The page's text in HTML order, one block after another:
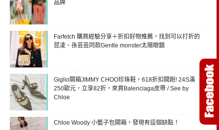
品牌
Farfetch 購買經驗分享＋折扣好物推薦，找到可以打折的
昆凌、孫芸芸同款Gentle monster太陽眼鏡
Giglio開箱JIMMY CHOO珍珠鞋，618折扣開跑! 24S滿
250歐元，立享82折，來買Balenciaga皮帶 / See by
Chloe
Chloe Woody 小籃子包開箱，發現有這個缺點！